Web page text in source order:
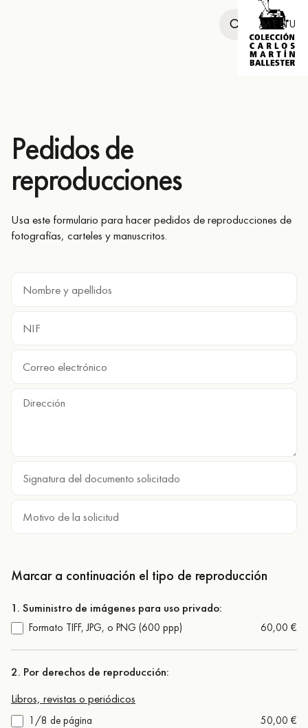
MENU
Pedidos de
reproducciones
Usa este formulario para hacer pedidos de reproducciones de
fotografías, carteles y manuscritos.
Marcar a continuación el tipo de reproducción
1. Suministro de imágenes para uso privado:
Formato TIFF, JPG, o PNG (600 ppp) 60,00 €
2. Por derechos de reproducción:
Libros, revistas o periódicos
1/8 de página
50,00 €